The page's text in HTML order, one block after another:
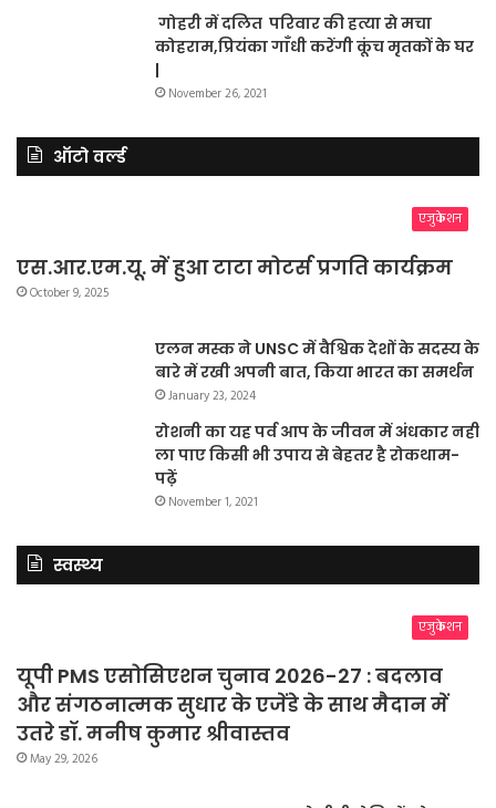
गोहरी में दलित परिवार की हत्या से मचा
कोहराम,प्रियंका गाँधी करेंगी कूंच मृतकों के घर
|
November 26, 2021
ऑटो वर्ल्ड
एजुकेशन
एस.आर.एम.यू. में हुआ टाटा मोटर्स प्रगति कार्यक्रम
October 9, 2025
एलन मस्क ने UNSC में वैश्विक देशों के सदस्य के
बारे में रखी अपनी बात, किया भारत का समर्थन
January 23, 2024
रोशनी का यह पर्व आप के जीवन में अंधकार नहीं
ला पाए किसी भी उपाय से बेहतर है रोकथाम-
पढ़ें
November 1, 2021
स्वस्थ्य
एजुकेशन
यूपी PMS एसोसिएशन चुनाव 2026-27 : बदलाव
और संगठनात्मक सुधार के एजेंडे के साथ मैदान में
उतरे डॉ. मनीष कुमार श्रीवास्तव
May 29, 2026